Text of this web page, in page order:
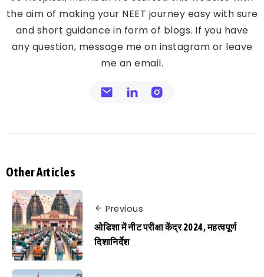
the aim of making your NEET journey easy with sure
and short guidance in form of blogs. If you have
any question, message me on instagram or leave
me an email.
Other Articles
Previous
ओडिशा में नीट परीक्षा केंद्र 2024, महत्वपूर्ण
दिशानिर्देश